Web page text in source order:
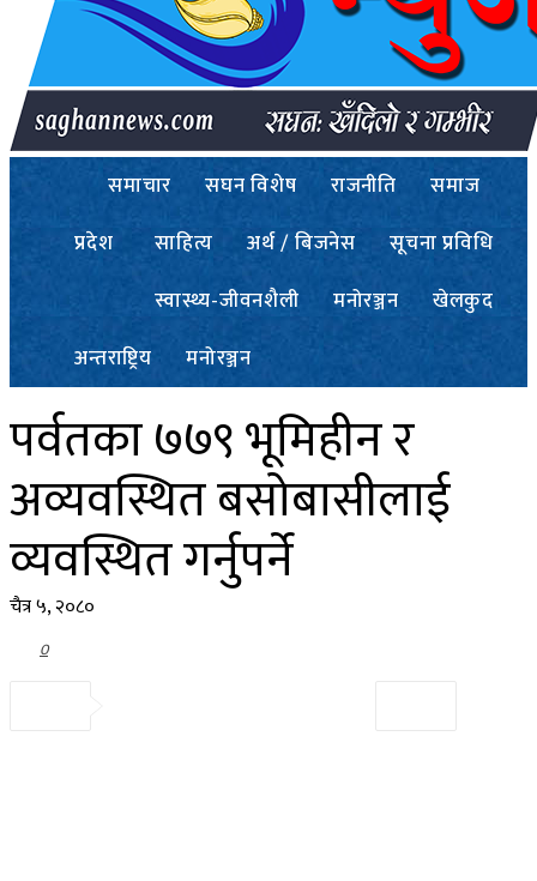
समाचार सघन विशेष राजनीति
समाज
प्रदेश
साहित्य अर्थ / बिजनेस
सूचना प्रविधि
स्वास्थ्य-जीवनशैली
मनोरञ्जन
खेलकुद
अन्तराष्ट्रिय
मनोरञ्जन
पर्वतका ७७९ भूमिहीन र
अव्यवस्थित बसोबासीलाई
व्यवस्थित गर्नुपर्ने
चैत्र ५, २०८०
0